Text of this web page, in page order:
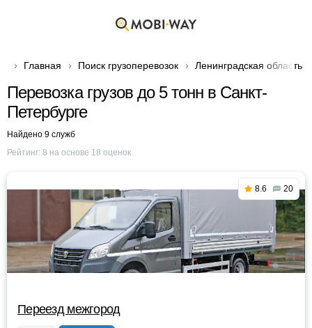
Главная Поиск грузоперевозок Ленинградская область
Перевозка грузов до 5 тонн в Санкт-
Петербурге
Найдено 9 служб
Рейтинг: 8 на основе 18 оценок
8.6 20
Переезд межгород